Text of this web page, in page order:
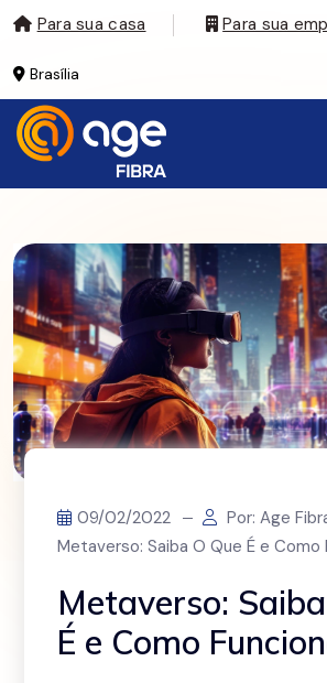
Para sua casa Para sua
Brasília
09/02/2022
Por: Age
Metaverso: Saiba O Que É e Como
Metaverso:
É e Como